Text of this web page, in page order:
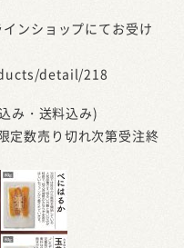
ンショップにてお受け
detail/218
み・送料込み)
定数売り切れ次第受注終